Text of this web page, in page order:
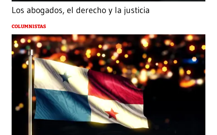
Los abogados, el derecho y la justicia
COLUMNISTAS